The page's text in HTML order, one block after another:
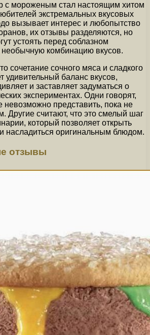
с мороженым стал настоящим хитом
экстремальных вкусовых
вызывает интерес и любопытство
их отзывы разделяются, но
устоять перед соблазном
необычную комбинацию вкусов.
сочетание сочного мяса и сладкого
удивительный баланс вкусов,
и заставляет задуматься о
экспериментах. Одни говорят,
невозможно представить, пока не
Другие считают, что это смелый шаг
который позволяет открыть
насладиться оригинальным блюдом.
отзывы